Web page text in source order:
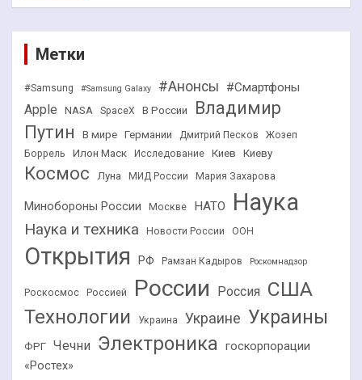
Метки
#Samsung #Samsung Galaxy #Анонсы #Смартфоны
Apple NASA SpaceX В России
Владимир
Путин
В мире Германии Дмитрий Песков
Жозеп
Боррель
Илон Маск Исследование Киев Киеву
Космос Луна МИД России Мария Захарова
Минобороны России Москве НАТО Наука
Наука и техника Новости России ООН
Открытия РФ Рамзан Кадыров Роскомнадзор
Роскосмос Россией России Россия США
Технологии Украина Украине Украины
ФРГ Чечни Электроника госкорпорации
«Ростех»